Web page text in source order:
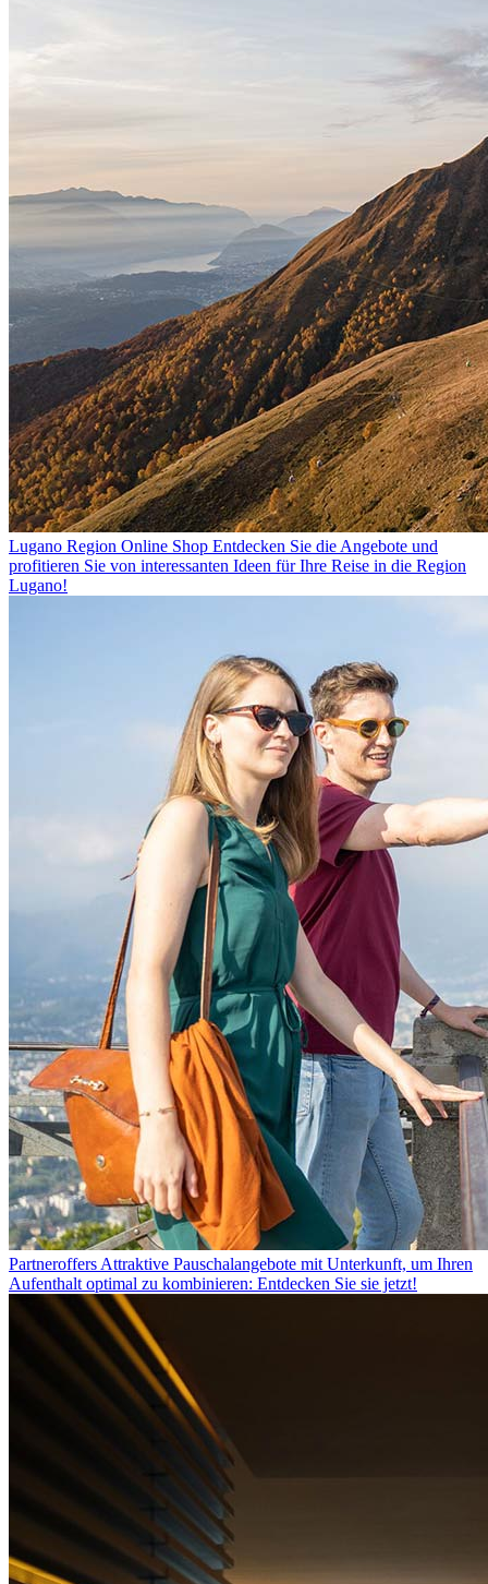
Lugano Region Online Shop Entdecken Sie die Angebote und
profitieren Sie von interessanten Ideen für Ihre Reise in die Region
Lugano!
Partneroffers Attraktive Pauschalangebote mit Unterkunft, um Ihren
Aufenthalt optimal zu kombinieren: Entdecken Sie sie jetzt!